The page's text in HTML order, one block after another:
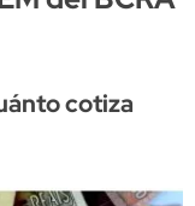
cotiza